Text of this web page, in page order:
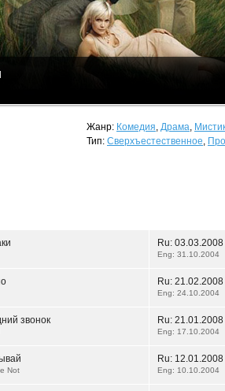
Жанр: Комедия, Драма,
Тип: Сверхъестественное,
Ru: 03.03.2008
Eng: 31.10.2004
Ru: 21.02.2008
Eng: 24.10.2004
звонок Ru: 21.01.2008
Eng: 17.10.2004
Not
Ru: 12.01.2008
Eng: 10.10.2004